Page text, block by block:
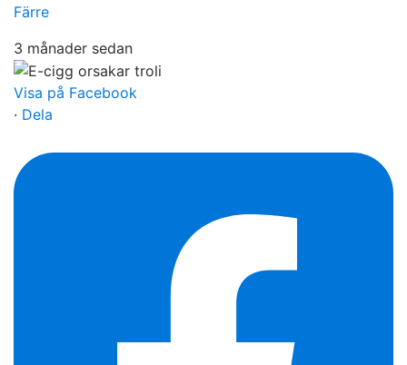
Färre
3 månader sedan
Visa på Facebook
· Dela